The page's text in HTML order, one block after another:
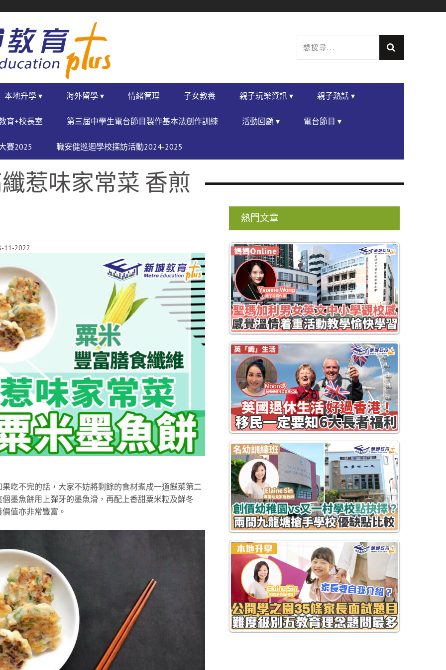
本地升學 ▾ 海外留學 ▾ 情緒管理 子女教養 親子玩樂資訊 ▾ 親子熱話 ▾
育+校長室 第三屆中學生電台節目製作基本法創作訓練 活動回顧 ▾ 電台節目 ▾
賽2025 職安健巡迴學校探訪活動2024-2025
惹味家常菜 香煎
11-2022
吃不完的話，大家不妨將剩餘的食材煮成一道餸菜第二
墨魚餅用上彈牙的墨魚滑，再配上香甜粟米粒及鮮冬
值亦非常豐富。
熱門文章